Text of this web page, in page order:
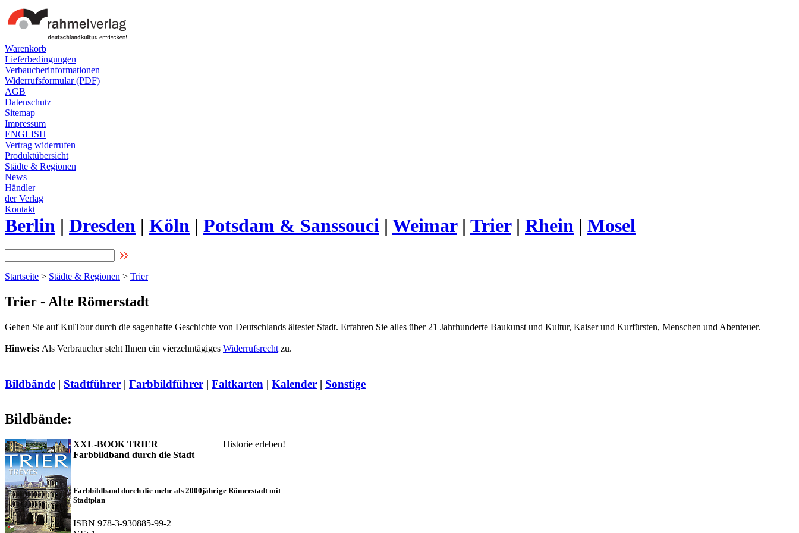
Warenkorb
Lieferbedingungen
Verbaucherinformationen
Widerrufsformular (PDF)
AGB
Datenschutz
Sitemap
Impressum
ENGLISH
Vertrag widerrufen
Produktübersicht
Städte & Regionen
News
Händler
der Verlag
Kontakt
Berlin | Dresden | Köln | Potsdam & Sanssouci | Weimar| Trier| Rhein | Mosel
Startseite > Städte & Regionen > Trier
Trier - Alte Römerstadt
Gehen Sie auf KulTour durch die sagenhafte Geschichte von Deutschlands ältester Stadt. Erfahren Sie alles über 21 Jahrhunderte Baukunst und Kultur, Kaiser und Kurfürsten, Menschen und Abenteuer.
Hinweis: Als Verbraucher steht Ihnen ein vierzehntägiges Widerrufsrecht zu.
Bildbände | Stadtführer | Farbbildführer | Faltkarten | Kalender | Sonstige
Bildbände:
XXL-BOOK TRIER
Farbbildband durch die Stadt
Historie erleben!
Farbbildband durch die mehr als 2000jährige Römerstadt mit
Stadtplan
ISBN 978-3-930885-99-2